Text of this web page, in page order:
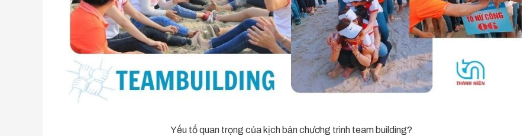
Yếu tố quan trọng của kịch bản chương trình team building?